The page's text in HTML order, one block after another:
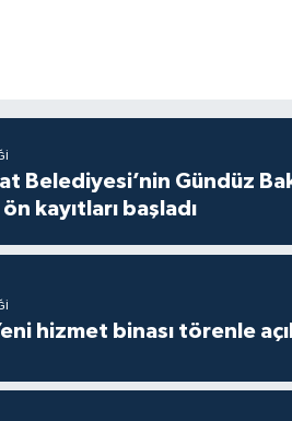
Belediyesi’nin Gündüz
kayıtları başladı
hizmet binası törenle